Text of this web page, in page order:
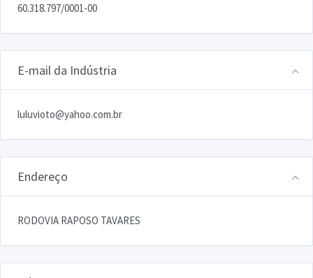
60.318.797/0001-00
E-mail da Indústria
luluvioto@yahoo.com.br
Endereço
RODOVIA RAPOSO TAVARES